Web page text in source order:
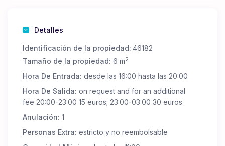
Detalles
Identificación de la propiedad: 46182
Tamaño de la propiedad: 6 m2
Hora De Entrada: desde las 16:00 hasta las 20:00
Hora De Salida: on request and for an additional
fee 20:00-23:00 15 euros; 23:00-03:00 30 euros
Anulación: 1
Personas Extra: estricto y no reembolsable